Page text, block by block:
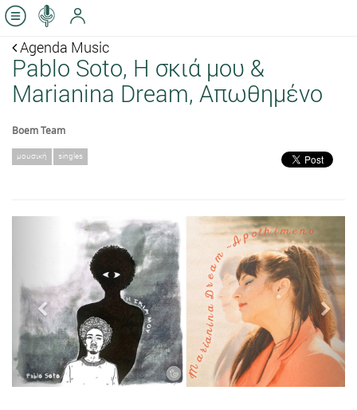
Agenda Music
Pablo Soto, Η σκιά μου &
Marianina Dream, Απωθημένο
Boem Team
μουσική singles
Previous